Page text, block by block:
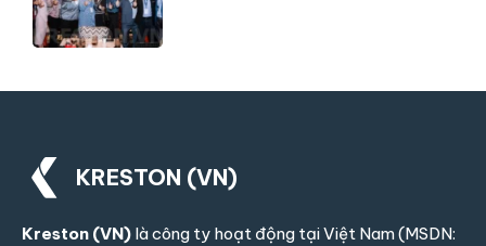
KRESTON (VN)
Kreston (VN) là công ty hoạt động tại Việt Nam (MSDN: